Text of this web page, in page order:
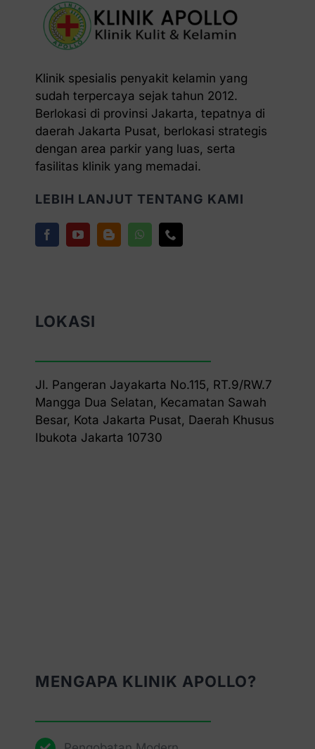
Klinik spesialis penyakit kelamin yang
sudah terpercaya sejak tahun 2012.
Berlokasi di provinsi Jakarta, tepatnya di
daerah Jakarta Pusat, berlokasi strategis
dengan area parkir yang luas, serta
fasilitas klinik yang memadai.
LEBIH LANJUT TENTANG KAMI
LOKASI
Jl. Pangeran Jayakarta No.115, RT.9/RW.7
Mangga Dua Selatan, Kecamatan Sawah
Besar, Kota Jakarta Pusat, Daerah Khusus
Ibukota Jakarta 10730
MENGAPA KLINIK APOLLO?